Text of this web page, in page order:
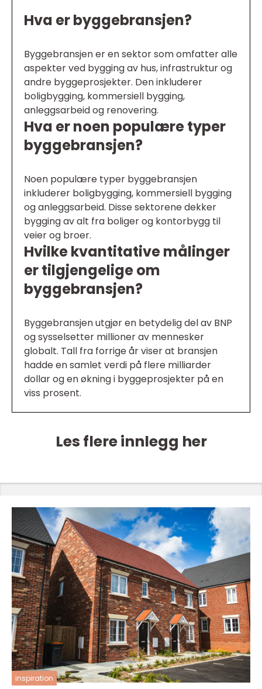
Hva er byggebransjen?
Byggebransjen er en sektor som omfatter alle
aspekter ved bygging av hus, infrastruktur og
andre byggeprosjekter. Den inkluderer
boligbygging, kommersiell bygging,
anleggsarbeid og renovering.
Hva er noen populære typer
byggebransjen?
Noen populære typer byggebransjen
inkluderer boligbygging, kommersiell bygging
og anleggsarbeid. Disse sektorene dekker
bygging av alt fra boliger og kontorbygg til
veier og broer.
Hvilke kvantitative målinger
er tilgjengelige om
byggebransjen?
Byggebransjen utgjør en betydelig del av BNP
og sysselsetter millioner av mennesker
globalt. Tall fra forrige år viser at bransjen
hadde en samlet verdi på flere milliarder
dollar og en økning i byggeprosjekter på en
viss prosent.
Les flere innlegg her
inspiration